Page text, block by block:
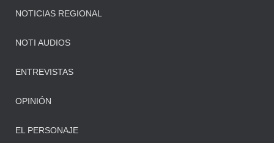
NOTICIAS REGIONAL
NOTI AUDIOS
ENTREVISTAS
OPINIÓN
EL PERSONAJE